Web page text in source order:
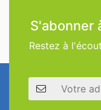
S'abonner
Restez à
Adresse